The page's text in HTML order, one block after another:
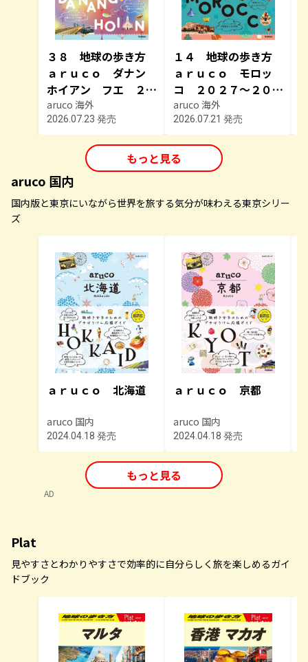
３８ 地球の歩き方
ａｒｕｃｏ ダナン
ホイアン フエ ２０
２７～２０２８
aruco 海外
2026.07.23 発売
１４ 地球の歩き方
ａｒｕｃｏ モロッ
コ ２０２７～２０２
８
aruco 海外
2026.07.21 発売
もっと見る
aruco 国内
国内版と東京にいながら世界を旅する気分が味わえる東京シリー
ズ
ａｒｕｃｏ 北海道
aruco 国内
2024.04.18 発売
ａｒｕｃｏ 京都
aruco 国内
2024.04.18 発売
もっと見る
AD
Plat
見やすさとわかりやすさで効率的に自分らしく旅を楽しめるガイ
ドブック